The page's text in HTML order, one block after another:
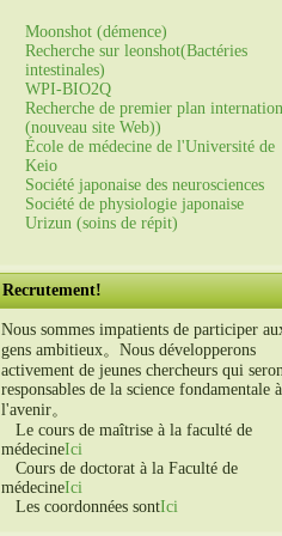
Moonshot (démence)
Recherche sur leonshot(Bactéries
intestinales)
WPI-BIO2Q
Recherche de premier plan
(nouveau site Web))
École de médecine de l'Université de
Keio
Société japonaise des neurosciences
Société de physiologie japonaise
Urizun (soins de répit)
Recrutement!
Nous sommes impatients de participer
gens ambitieux。Nous développerons
activement de jeunes chercheurs qui
responsables de la science fondamentale à
l'avenir。
Le cours de maîtrise à la faculté de
médecineIci
Cours de doctorat à la Faculté de
médecineIci
Les coordonnées sontIci